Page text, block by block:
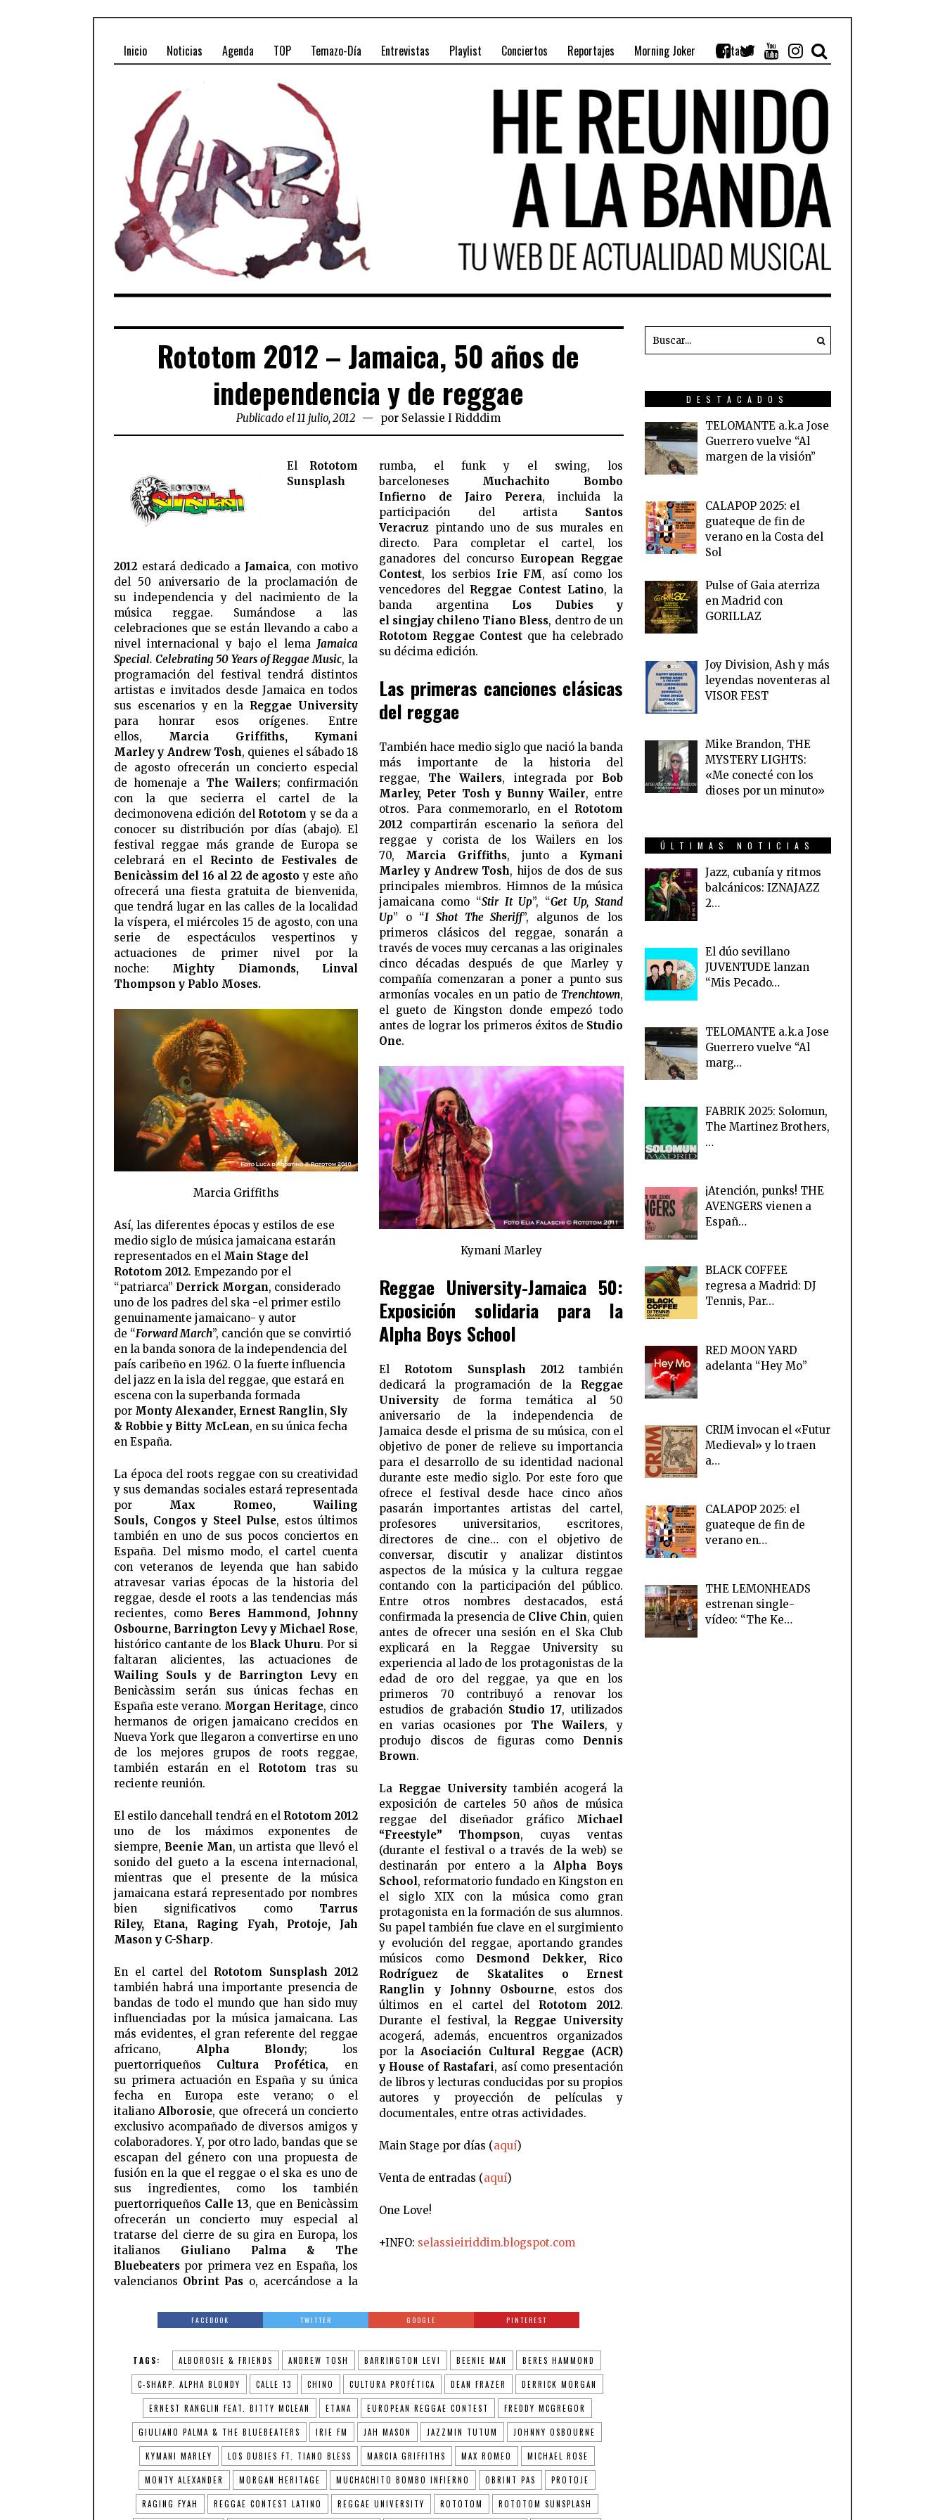
Inicio Noticias Agenda TOP Temazo-Día Entrevistas Playlist Conciertos Reportajes Morning Joker Contacto
Rototom 2012 – Jamaica, 50 años de
independencia y de reggae
Publicado el 11 julio, 2012 por Selassie I Ridddim
El Rototom
Sunsplash
2012 estará dedicado a Jamaica, con motivo
del 50 aniversario de la proclamación de
su independencia y del nacimiento de la
música reggae. Sumándose a las
celebraciones que se están llevando a cabo a
nivel internacional y bajo el lema Jamaica
Special. Celebrating 50 Years of Reggae Music, la
programación del festival tendrá distintos
artistas e invitados desde Jamaica en todos
sus escenarios y en la Reggae University
para honrar esos orígenes. Entre
ellos, Marcia Griffiths, Kymani
Marley y Andrew Tosh, quienes el sábado 18
de agosto ofrecerán un concierto especial
de homenaje a The Wailers; confirmación
con la que secierra el cartel de la
decimonovena edición del Rototom y se da a
conocer su distribución por días (abajo). El
festival reggae más grande de Europa se
celebrará en el Recinto de Festivales de
Benicàssim del 16 al 22 de agosto y este año
ofrecerá una fiesta gratuita de bienvenida,
que tendrá lugar en las calles de la localidad
la víspera, el miércoles 15 de agosto, con una
serie de espectáculos vespertinos y
actuaciones de primer nivel por la
noche: Mighty Diamonds, Linval
Thompson y Pablo Moses.
Marcia Griffiths
Así, las diferentes épocas y estilos de ese
medio siglo de música jamaicana estarán
representados en el Main Stage del
Rototom 2012. Empezando por el
“patriarca” Derrick Morgan, considerado
uno de los padres del ska -el primer estilo
genuinamente jamaicano- y autor
de “Forward March”, canción que se convirtió
en la banda sonora de la independencia del
país caribeño en 1962. O la fuerte influencia
del jazz en la isla del reggae, que estará en
escena con la superbanda formada
por Monty Alexander, Ernest Ranglin, Sly
& Robbie y Bitty McLean, en su única fecha
en España.
La época del roots reggae con su creatividad
y sus demandas sociales estará representada
por Max Romeo, Wailing
Souls, Congos y Steel Pulse, estos últimos
también en uno de sus pocos conciertos en
España. Del mismo modo, el cartel cuenta
con veteranos de leyenda que han sabido
atravesar varias épocas de la historia del
reggae, desde el roots a las tendencias más
recientes, como Beres Hammond, Johnny
Osbourne, Barrington Levy y Michael Rose,
histórico cantante de los Black Uhuru. Por si
faltaran alicientes, las actuaciones de
Wailing Souls y de Barrington Levy en
Benicàssim serán sus únicas fechas en
España este verano. Morgan Heritage, cinco
hermanos de origen jamaicano crecidos en
Nueva York que llegaron a convertirse en uno
de los mejores grupos de roots reggae,
también estarán en el Rototom tras su
reciente reunión.
El estilo dancehall tendrá en el Rototom 2012
uno de los máximos exponentes de
siempre, Beenie Man, un artista que llevó el
sonido del gueto a la escena internacional,
mientras que el presente de la música
jamaicana estará representado por nombres
bien significativos como Tarrus
Riley, Etana, Raging Fyah, Protoje, Jah
Mason y C-Sharp.
En el cartel del Rototom Sunsplash 2012
también habrá una importante presencia de
bandas de todo el mundo que han sido muy
influenciadas por la música jamaicana. Las
más evidentes, el gran referente del reggae
africano, Alpha Blondy; los
puertorriqueños Cultura Profética, en
su primera actuación en España y su única
fecha en Europa este verano; o el
italiano Alborosie, que ofrecerá un concierto
exclusivo acompañado de diversos amigos y
colaboradores. Y, por otro lado, bandas que se
escapan del género con una propuesta de
fusión en la que el reggae o el ska es uno de
sus ingredientes, como los también
puertorriqueños Calle 13, que en Benicàssim
ofrecerán un concierto muy especial al
tratarse del cierre de su gira en Europa, los
italianos Giuliano Palma & The
Bluebeaters por primera vez en España, los
valencianos Obrint Pas o, acercándose a la
rumba, el funk y el swing, los
barceloneses Muchachito Bombo
Infierno de Jairo Perera, incluida la
participación del artista Santos
Veracruz pintando uno de sus murales en
directo. Para completar el cartel, los
ganadores del concurso European Reggae
Contest, los serbios Irie FM, así como los
vencedores del Reggae Contest Latino, la
banda argentina Los Dubies y
el singjay chileno Tiano Bless, dentro de un
Rototom Reggae Contest que ha celebrado
su décima edición.
Las primeras canciones clásicas
del reggae
También hace medio siglo que nació la banda
más importante de la historia del
reggae, The Wailers, integrada por Bob
Marley, Peter Tosh y Bunny Wailer, entre
otros. Para conmemorarlo, en el Rototom
2012 compartirán escenario la señora del
reggae y corista de los Wailers en los
70, Marcia Griffiths, junto a Kymani
Marley y Andrew Tosh, hijos de dos de sus
principales miembros. Himnos de la música
jamaicana como “Stir It Up”, “Get Up, Stand
Up” o “I Shot The Sheriff”, algunos de los
primeros clásicos del reggae, sonarán a
través de voces muy cercanas a las originales
cinco décadas después de que Marley y
compañía comenzaran a poner a punto sus
armonías vocales en un patio deTrenchtown,
el gueto de Kingston donde empezó todo
antes de lograr los primeros éxitos de Studio
One.
Kymani Marley
Reggae University-Jamaica 50:
Exposición solidaria para la
Alpha Boys School
El Rototom Sunsplash 2012 también
dedicará la programación de la Reggae
University de forma temática al 50
aniversario de la independencia de
Jamaica desde el prisma de su música, con el
objetivo de poner de relieve su importancia
para el desarrollo de su identidad nacional
durante este medio siglo. Por este foro que
ofrece el festival desde hace cinco años
pasarán importantes artistas del cartel,
profesores universitarios, escritores,
directores de cine… con el objetivo de
conversar, discutir y analizar distintos
aspectos de la música y la cultura reggae
contando con la participación del público.
Entre otros nombres destacados, está
confirmada la presencia de Clive Chin, quien
antes de ofrecer una sesión en el Ska Club
explicará en la Reggae University su
experiencia al lado de los protagonistas de la
edad de oro del reggae, ya que en los
primeros 70 contribuyó a renovar los
estudios de grabación Studio 17, utilizados
en varias ocasiones por The Wailers, y
produjo discos de figuras como Dennis
Brown.
La Reggae University también acogerá la
exposición de carteles 50 años de música
reggae del diseñador gráfico Michael
“Freestyle” Thompson, cuyas ventas
(durante el festival o a través de la web) se
destinarán por entero a laAlpha Boys
School, reformatorio fundado en Kingston en
el siglo XIX con la música como gran
protagonista en la formación de sus alumnos.
Su papel también fue clave en el surgimiento
y evolución del reggae, aportando grandes
músicos como Desmond Dekker, Rico
Rodríguez de Skatalites o Ernest
Ranglin y Johnny Osbourne, estos dos
últimos en el cartel del Rototom 2012.
Durante el festival, la Reggae University
acogerá, además, encuentros organizados
por laAsociación Cultural Reggae (ACR)
y House of Rastafari, así como presentación
de libros y lecturas conducidas por su propios
autores y proyección de películas y
documentales, entre otras actividades.
Main Stage por días (aquí)
Venta de entradas (aquí)
One Love!
+INFO: selassieiriddim.blogspot.com
FACEBOOK TWITTER GOOGLE PINTEREST
TAGS: ALBOROSIE & FRIENDS ANDREW TOSH BARRINGTON LEVI BEENIE MAN BERES HAMMOND
C-SHARP. ALPHA BLONDY CALLE 13 CHINO CULTURA PROFÉTICA DEAN FRAZER DERRICK MORGAN
ERNEST RANGLIN FEAT. BITTY MCLEAN ETANA EUROPEAN REGGAE CONTEST FREDDY MCGREGOR
GIULIANO PALMA & THE BLUEBEATERS IRIE FM JAH MASON JAZZMIN TUTUM JOHNNY OSBOURNE
KYMANI MARLEY LOS DUBIES FT. TIANO BLESS MARCIA GRIFFITHS MAX ROMEO MICHAEL ROSE
MONTY ALEXANDER MORGAN HERITAGE MUCHACHITO BOMBO INFIERNO OBRINT PAS PROTOJE
RAGING FYAH REGGAE CONTEST LATINO REGGAE UNIVERSITY ROTOTOM ROTOTOM SUNSPLASH
DESTACADOS
TELOMANTE a.k.a Jose
Guerrero vuelve “Al
margen de la visión”
CALAPOP 2025: el
guateque de fin de
verano en la Costa del
Sol
Pulse of Gaia aterriza
en Madrid con
GORILLAZ
Joy Division, Ash y más
leyendas noventeras al
VISOR FEST
Mike Brandon, THE
MYSTERY LIGHTS:
«Me conecté con los
dioses por un minuto»
ÚLTIMAS NOTICIAS
Jazz, cubanía y ritmos
balcánicos: IZNAJAZZ
2…
El dúo sevillano
JUVENTUDE lanzan
“Mis Pecado…
TELOMANTE a.k.a Jose
Guerrero vuelve “Al
marg…
FABRIK 2025: Solomun,
The Martinez Brothers,
…
¡Atención, punks! THE
AVENGERS vienen a
Españ…
BLACK COFFEE
regresa a Madrid: DJ
Tennis, Par…
RED MOON YARD
adelanta “Hey Mo”
CRIM invocan el «Futur
Medieval» y lo traen
a…
CALAPOP 2025: el
guateque de fin de
verano en…
THE LEMONHEADS
estrenan single-
vídeo: “The Ke…